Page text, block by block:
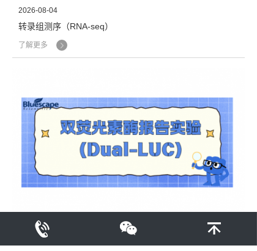
2026-08-04
转录组测序（RNA-seq）
了解更多
2026-08-04
双荧光素酶报告实验（Dual-LUC）